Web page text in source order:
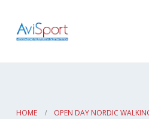
HOME
OPEN DAY NORDIC